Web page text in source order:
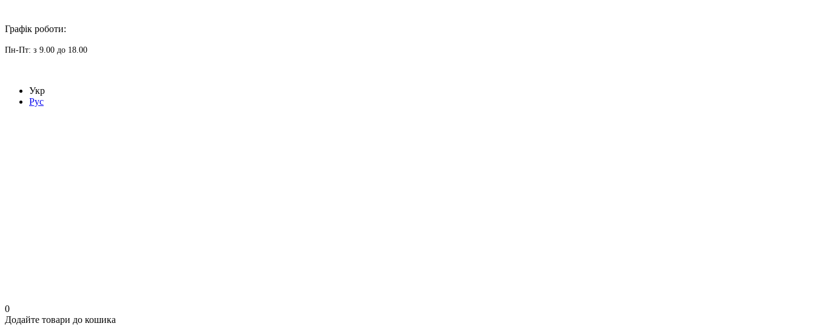
Графік роботи:
Пн-Пт: з 9.00 до 18.00
Укр
Рус
0
Додайте товари до кошика